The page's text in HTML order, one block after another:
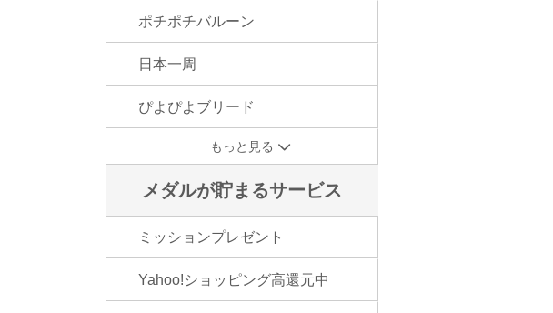
ポチポチバルーン
日本一周
ぴよぴよブリード
もっと見る
メダルが貯まるサービス
ミッションプレゼント
Yahoo!ショッピング高還元中